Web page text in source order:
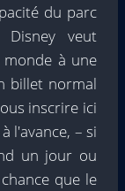
du parc
veut
à une
billet normal
inscrire ici
l'avance, – si
un jour ou
que le